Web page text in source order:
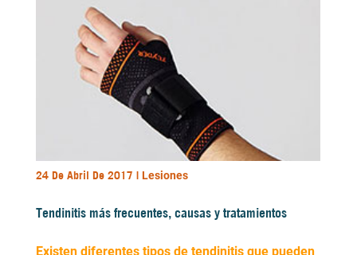
24 De Abril De 2017 | Lesiones
Tendinitis más frecuentes, causas y tratamientos
Existen diferentes tipos de tendinitis que pueden